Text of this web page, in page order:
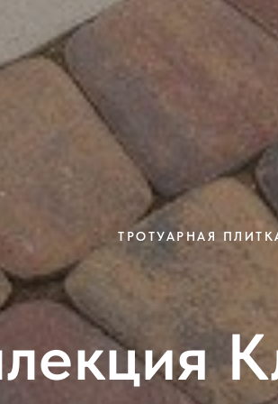
ТРОТУАРНАЯ